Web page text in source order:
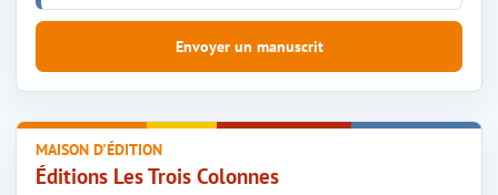
MAISON D'ÉDITION
Éditions Les Trois Colonnes
Envoyer un manuscrit